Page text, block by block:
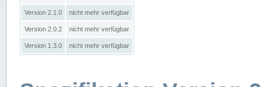
Version 2.1.0 nicht mehr verfügbar
Version 2.0.2 nicht mehr verfügbar
Version 1.3.0 nicht mehr verfügbar